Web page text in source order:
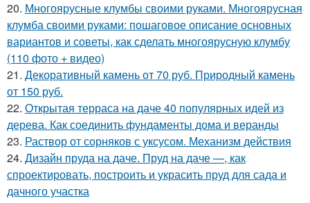
20. Многоярусные клумбы своими руками. Многоярусная
клумба своими руками: пошаговое описание основных
вариантов и советы, как сделать многоярусную клумбу
(110 фото + видео)
21. Декоративный камень от 70 руб. Природный камень
от 150 руб.
22. Открытая терраса на даче 40 популярных идей из
дерева. Как соединить фундаменты дома и веранды
23. Раствор от сорняков с уксусом. Механизм действия
24. Дизайн пруда на даче. Пруд на даче —, как
спроектировать, построить и украсить пруд для сада и
дачного участка